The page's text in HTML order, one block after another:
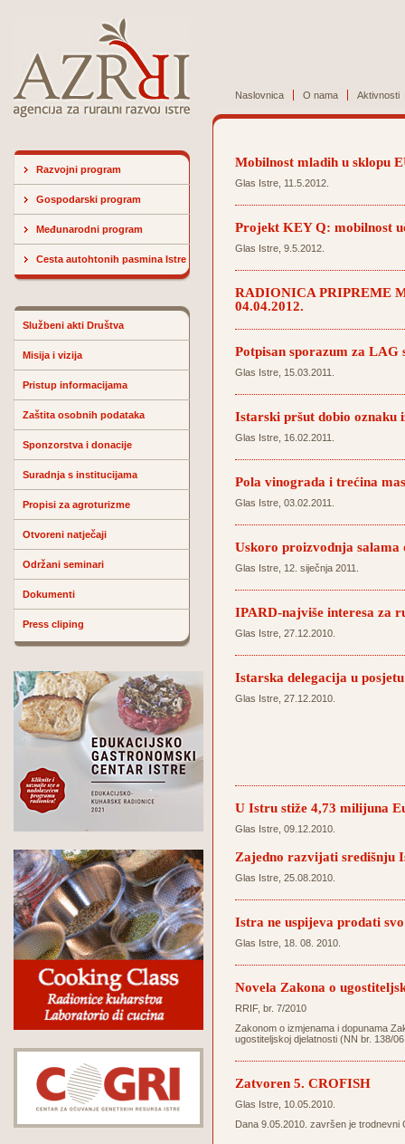
Naslovnica O nama Aktivnosti
Razvojni program
Gospodarski program
Međunarodni program
Cesta autohtonih pasmina Istre
Službeni akti Društva
Misija i vizija
Pristup informacijama
Zaštita osobnih podataka
Sponzorstva i donacije
Suradnja s institucijama
Propisi za agroturizme
Otvoreni natječaji
Održani seminari
Dokumenti
Press cliping
Mobilnost mladih u sklopu
Glas Istre, 11.5.2012.
Projekt KEY Q: mobilnost
Glas Istre, 9.5.2012.
RADIONICA PRIPREME
04.04.2012.
Potpisan sporazum za LAG
Glas Istre, 15.03.2011.
Istarski pršut dobio oznaku
Glas Istre, 16.02.2011.
Pola vinograda i trećina
Glas Istre, 03.02.2011.
Uskoro proizvodnja salama
Glas Istre, 12. siječnja 2011.
IPARD-najviše interesa za
Glas Istre, 27.12.2010.
Istarska delegacija u
Glas Istre, 27.12.2010.
U Istru stiže 4,73 milijuna
Glas Istre, 09.12.2010.
Zajedno razvijati središnju
Glas Istre, 25.08.2010.
Istra ne uspijeva prodati
Glas Istre, 18. 08. 2010.
Novela Zakona o
RRIF, br. 7/2010
Zakonom o izmjenama i dopunama
ugostiteljskoj djelatnosti (NN br. 138/
Zatvoren 5. CROFISH
Glas Istre, 10.05.2010.
Dana 9.05.2010. završen je trodnevni